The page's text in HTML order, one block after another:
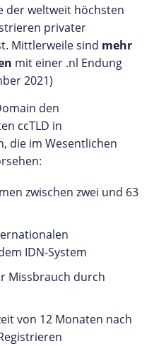
der weltweit höchsten
privater
Mittlerweile sind mehr
mit einer .nl Endung
2021)
den
ccTLD in
die im Wesentlichen
zwischen zwei und 63
IDN-System
Missbrauch durch
von 12 Monaten nach